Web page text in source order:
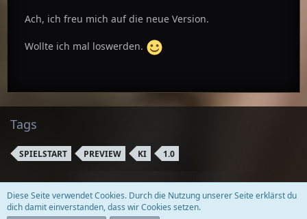
Ach, ich freu mich auf die neue Version.
Wollte ich mal loswerden.
Tags
SPIELSTART PREVIEW KI 1.0
Datenschutzerklärung Kontakt Impressum
Diese Seite verwendet Cookies. Durch die Nutzung unserer Seite erklärst du
dich damit einverstanden, dass wir Cookies setzen.